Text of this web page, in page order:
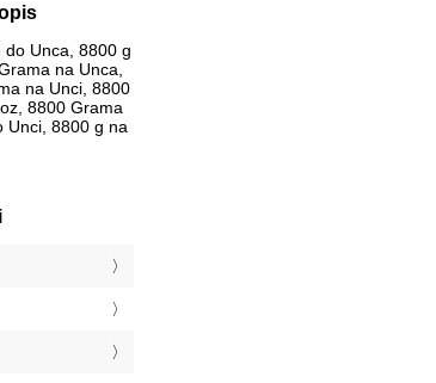
Unca, 8800 g
na Unca,
na Unci, 8800
8800 Grama
Unci, 8800 g na